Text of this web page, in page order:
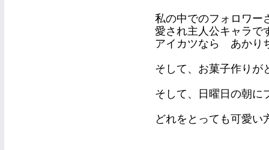
私の中でのフォロワー
愛され主人公キャラで
アイカツなら あかり
そして、お菓子作りが
そして、日曜日の朝に
どれをとっても可愛い